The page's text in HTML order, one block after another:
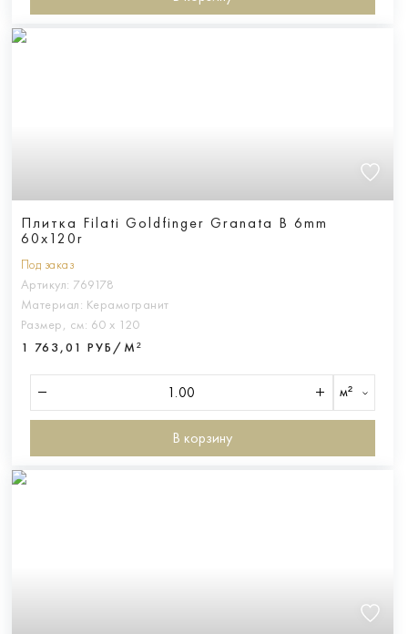
Плитка Filati Goldfinger Granata B 6mm
60x120r
Под заказ
Артикул: 769178
Материал: Керамогранит
Размер, см: 60 х 120
1 763,01 РУБ/М²
м²
В корзину